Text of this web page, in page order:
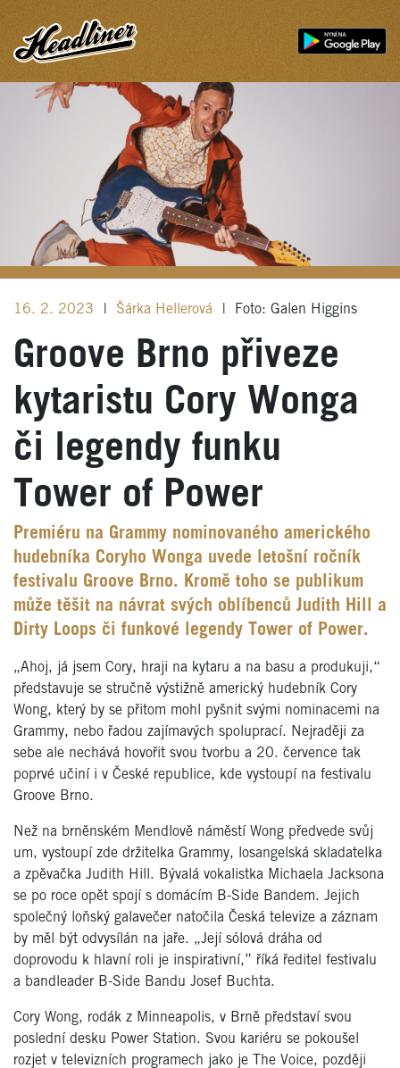
16. 2. 2023 Šárka Hellerová Foto: Galen Higgins
Groove Brno přiveze
kytaristu Cory Wonga
či legendy funku
Tower of Power
Premiéru na Grammy nominovaného amerického
hudebníka Coryho Wonga uvede letošní ročník
festivalu Groove Brno. Kromě toho se publikum
může těšit na návrat svých oblíbenců Judith Hill a
Dirty Loops či funkové legendy Tower of Power.
„Ahoj, já jsem Cory, hraji na kytaru a na basu a produkuji,“
představuje se stručně výstižně americký hudebník Cory
Wong, který by se přitom mohl pyšnit svými nominacemi na
Grammy, nebo řadou zajímavých spoluprací. Nejraději za
sebe ale nechává hovořit svou tvorbu a 20. července tak
poprvé učiní i v České republice, kde vystoupí na festivalu
Groove Brno.
Než na brněnském Mendlově náměstí Wong předvede svůj
um, vystoupí zde držitelka Grammy, losangelská skladatelka
a zpěvačka Judith Hill. Bývalá vokalistka Michaela Jacksona
se po roce opět spojí s domácím B-Side Bandem. Jejich
společný loňský galavečer natočila Česká televize a záznam
by měl být odvysílán na jaře. „Její sólová dráha od
doprovodu k hlavní roli je inspirativní,” říká ředitel festivalu
a bandleader B-Side Bandu Josef Buchta.
Cory Wong, rodák z Minneapolis, v Brně představí svou
poslední desku Power Station. Svou kariéru se pokoušel
rozjet v televizních programech jako je The Voice, později